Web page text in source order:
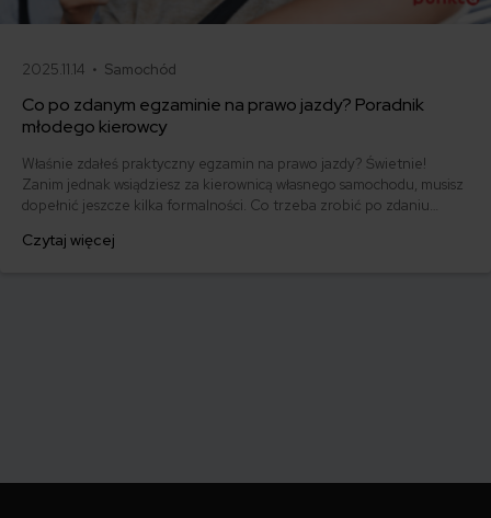
2025.11.14 • Samochód
Co po zdanym egzaminie na prawo jazdy? Poradnik
młodego kierowcy
Właśnie zdałeś praktyczny egzamin na prawo jazdy? Świetnie!
Zanim jednak wsiądziesz za kierownicą własnego samochodu, musisz
dopełnić jeszcze kilka formalności. Co trzeba zrobić po zdaniu
którym szybko załatwisz sprawy urzędowe i będziesz mógł prowadzić
Czytaj więcej